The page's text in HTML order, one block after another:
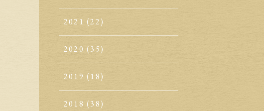
2021 (22)
2020 (35)
2019 (18)
2018 (38)